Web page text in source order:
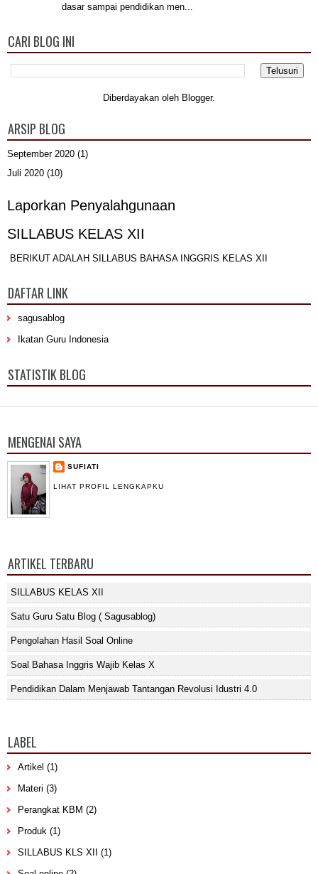
dasar sampai pendidikan men...
CARI BLOG INI
Diberdayakan oleh Blogger.
ARSIP BLOG
September 2020 (1)
Juli 2020 (10)
Laporkan Penyalahgunaan
SILLABUS KELAS XII
BERIKUT ADALAH SILLABUS BAHASA INGGRIS KELAS XII
DAFTAR LINK
sagusablog
Ikatan Guru Indonesia
STATISTIK BLOG
MENGENAI SAYA
SUFIATI
LIHAT PROFIL LENGKAPKU
ARTIKEL TERBARU
SILLABUS KELAS XII
Satu Guru Satu Blog ( Sagusablog)
Pengolahan Hasil Soal Online
Soal Bahasa Inggris Wajib Kelas X
Pendidikan Dalam Menjawab Tantangan Revolusi Idustri 4.0
LABEL
Artikel (1)
Materi (3)
Perangkat KBM (2)
Produk (1)
SILLABUS KLS XII
(1)